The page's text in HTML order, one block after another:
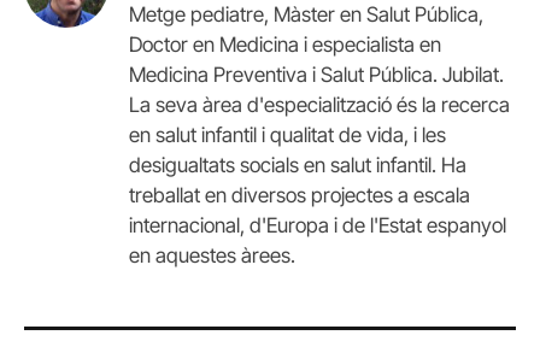
Metge pediatre, Màster en Salut Pública,
Doctor en Medicina i especialista en
Medicina Preventiva i Salut Pública. Jubilat.
La seva àrea d'especialització és la recerca
en salut infantil i qualitat de vida, i les
desigualtats socials en salut infantil. Ha
treballat en diversos projectes a escala
internacional, d'Europa i de l'Estat espanyol
en aquestes àrees.